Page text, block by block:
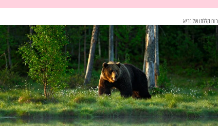
כוח קללתו של נביא